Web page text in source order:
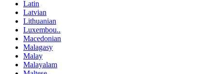
Latin
Latvian
Lithuanian
Luxembou..
Macedonian
Malagasy
Malay
Malayalam